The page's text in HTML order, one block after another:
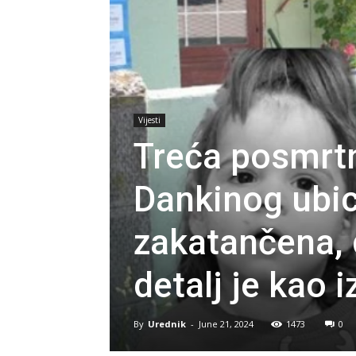
Vijesti
Treća
Dankinog
detalj je kao
By Urednik - June 21, 2024 1473 0